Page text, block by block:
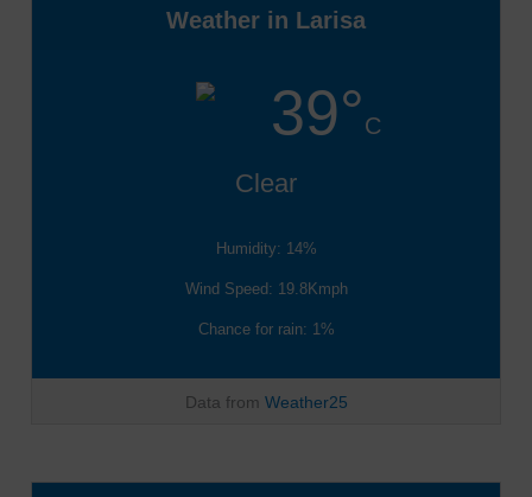
Weather in Larisa
39°C
Clear
Humidity: 14%
Wind Speed: 19.8Kmph
Chance for rain: 1%
Data from Weather25